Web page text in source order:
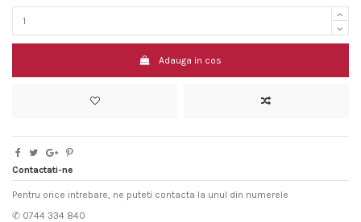
Adauga in cos
Contactati-ne
Pentru orice intrebare, ne puteti contacta la unul din numerele
✆ 0744 334 840